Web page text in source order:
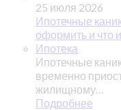
25 июля 2026
Ипотечные
оформить и что
Ипотека
Ипотечные
временно
жилищному…
Подробнее